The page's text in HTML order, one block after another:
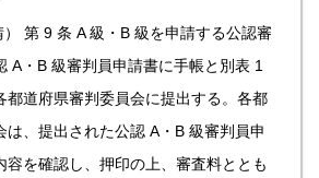
第 9 条 A 級・B 級を申請する公認審
A・B 級審判員申請書に手帳と別表 1
都道府県審判委員会に提出する。各都
は、提出された公認 A・B 級審判員申
容を確認し、押印の上、審査料ととも